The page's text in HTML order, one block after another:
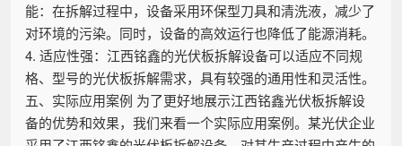
能：在拆解过程中，设备采用环保型刀具和清洗液，减少了
对环境的污染。同时，设备的高效运行也降低了能源消耗。
4. 适应性强：江西铭鑫的光伏板拆解设备可以适应不同规
格、型号的光伏板拆解需求，具有较强的通用性和灵活性。
五、实际应用案例 为了更好地展示江西铭鑫光伏板拆解设
备的优势和效果，我们来看一个实际应用案例。某光伏企业